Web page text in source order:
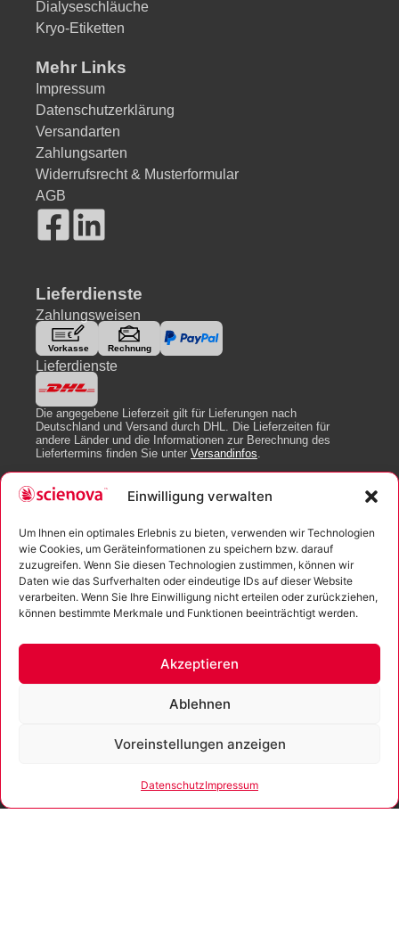
Einwilligung verwalten
Um Ihnen ein optimales Erlebnis zu bieten, verwenden wir Technologien
wie Cookies, um Geräteinformationen zu speichern bzw. darauf
zuzugreifen. Wenn Sie diesen Technologien zustimmen, können wir
Daten wie das Surfverhalten oder eindeutige IDs auf dieser Website
verarbeiten. Wenn Sie Ihre Einwilligung nicht erteilen oder zurückziehen,
können bestimmte Merkmale und Funktionen beeinträchtigt werden.
Akzeptieren
Ablehnen
Voreinstellungen anzeigen
DatenschutzImpressum
Dialyseschläuche
Kryo-Etiketten
Mehr Links
Impressum
Datenschutzerklärung
Versandarten
Zahlungsarten
Widerrufsrecht & Musterformular
AGB
Lieferdienste
Zahlungsweisen
Lieferdienste
Die angegebene Lieferzeit gilt für Lieferungen nach
Deutschland und Versand durch DHL. Die Lieferzeiten für
andere Länder und die Informationen zur Berechnung des
Liefertermins finden Sie unter Versandinfos.
Ich erkläre mich mit der Verarbeitung der eingegebenen
Senden
Freistaates Thüringen